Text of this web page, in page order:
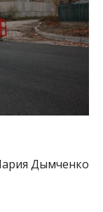
Дымченко